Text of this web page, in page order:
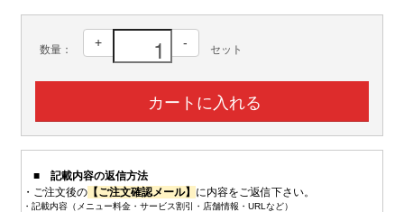
数量：
+ -
セット
■ 記載内容の返信方法
・ご注文後の【ご注文確認メール】 に内容をご返信下さい。
・記載内容（メニュー料金・サービス割引・店舗情報・URLなど）